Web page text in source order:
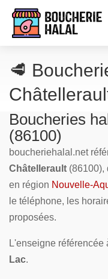
🥩
Boucheries
(86100)
boucheriehalal.net
Châtellerault (86100),
en région Nouvelle-
le téléphone, les
proposées.
L'enseigne
Lac.